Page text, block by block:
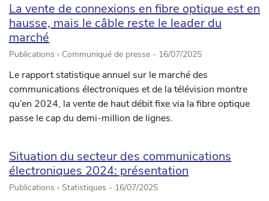
La vente de connexions en fibre optique est en
hausse, mais le câble reste le leader du
marché
Publications › Communiqué de presse - 16/07/2025
Le rapport statistique annuel sur le marché des
communications électroniques et de la télévision montre
qu’en 2024, la vente de haut débit fixe via la fibre optique
passe le cap du demi-million de lignes.
Situation du secteur des communications
électroniques 2024: présentation
Publications › Statistiques - 16/07/2025